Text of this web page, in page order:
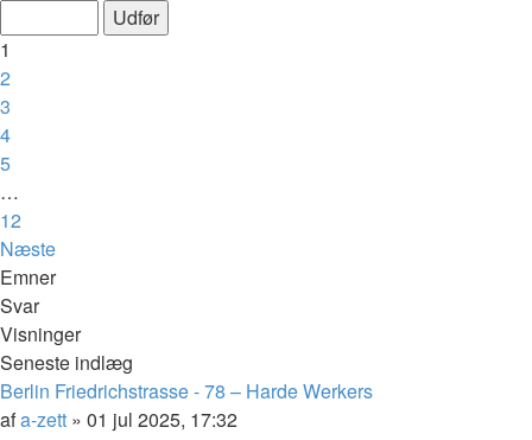
1
2
3
4
5
…
12
Næste
Emner
Svar
Visninger
Seneste indlæg
Berlin Friedrichstrasse - 78 – Harde Werkers
afa-zett » 01 jul 2025, 17:32